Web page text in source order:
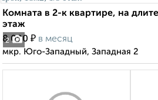
2
Комната в 2-к квартире, на
этаж
8 000 ₽ в месяц
мкр. Юго-Западный, Западная 2